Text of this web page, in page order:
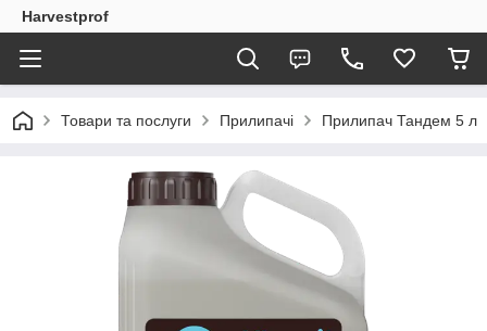
Harvestprof
Товари та послуги Прилипачі Прилипач Тандем 5 л